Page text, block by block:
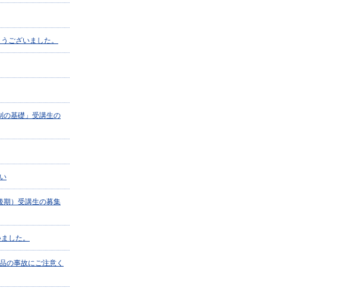
ございました。
基礎」受講生の
期）受講生の募集
した。
の事故にご注意く